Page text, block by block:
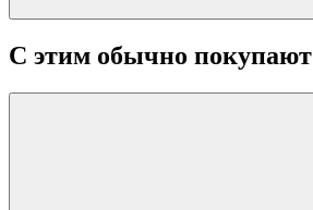
С этим обычно покупают